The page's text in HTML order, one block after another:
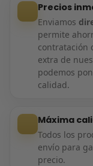
Precios
Enviamos
permite
contratación
extra de
podemos
calidad.
Máxima
Todos los
envío para
precio.